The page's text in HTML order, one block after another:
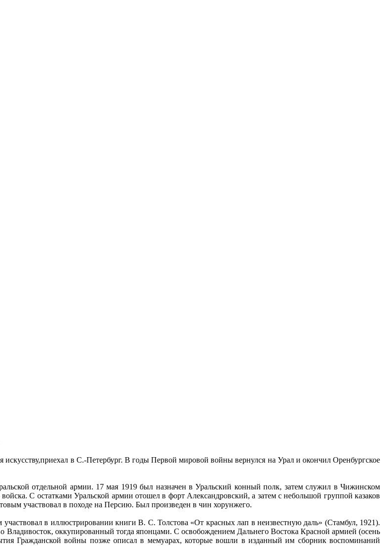
в С.-Петербург. В годы Первой мировой войны вернулся на Урал и окончил Оренбургское
отдельной армии. 17 мая 1919 был назначен в Уральский конный полк, затем служил в Чижинском
С остатками Уральской армии отошел в форт Александровский, а затем с небольшой группой казаков
участвовал в походе на Персию. Был произведен в чин хорунжего.
в иллюстрировании книги В. С. Толстова «От красных лап в неизвестную даль» (Стамбул, 1921).
Владивосток, оккупированный тогда японцами. С освобождением Дальнего Востока Красной армией (осень
Гражданской войны позже описал в мемуарах, которые вошли в изданный им сборник воспоминаний